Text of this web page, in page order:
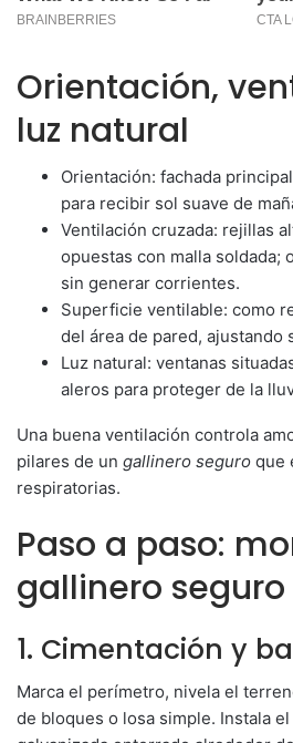
Orientación,
luz natural
Orientación: fachada
para recibir sol suave de
Ventilación cruzada: rejillas
opuestas con malla soldada;
sin generar corrientes.
Superficie ventilable: como
del área de pared, ajustando
Luz natural: ventanas
aleros para proteger de la
Una buena ventilación controla
pilares de un gallinero seguro que
respiratorias.
Paso a paso:
gallinero
1. Cimentación y
Marca el perímetro, nivela el
de bloques o losa simple. Instala